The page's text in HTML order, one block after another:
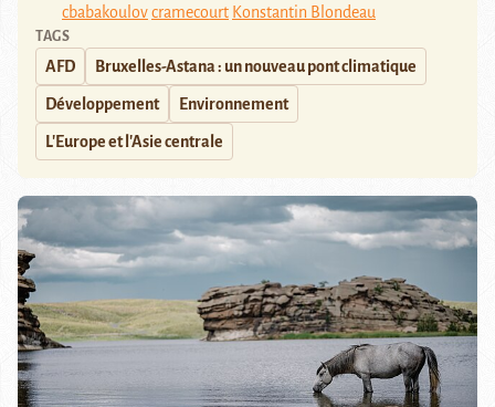
cbabakoulovcramecourt Konstantin Blondeau
TAGS
AFD Bruxelles-Astana : un nouveau pont climatique
Développement Environnement
L'Europe et l'Asie centrale